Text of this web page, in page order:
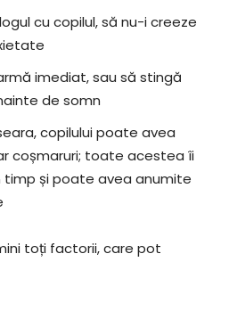
cu copilul, să nu-i creeze
imediat, sau să stingă
de somn
copilului poate avea
coșmaruri; toate acestea îi
și poate avea anumite
toți factorii, care pot